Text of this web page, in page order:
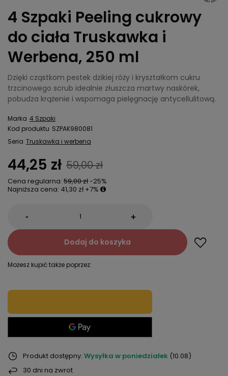
4 Szpaki Peeling cukrowy
do ciała Truskawka i
Werbena, 250 ml
Dzięki cząstkom pestek dzikiej róży i kryształkom cukru
trzcinowego scrub idealnie złuszcza martwy naskórek,
pobudza krążenie i wspomaga pielęgnację antycellulitową.
Marka 4 Szpaki
Kod produktu SZPAK980081
Seria Truskawka i werbena
44,25 zł 59,00 zł
Cena regularna: 59,00 zł-25%
Najniższa cena: 41,30 zł +7%
- +
Dodaj do koszyka
Możesz kupić także poprzez:
Produkt dostępny Wysyłka w poniedziałek (10.08)
30 dni na zwrot